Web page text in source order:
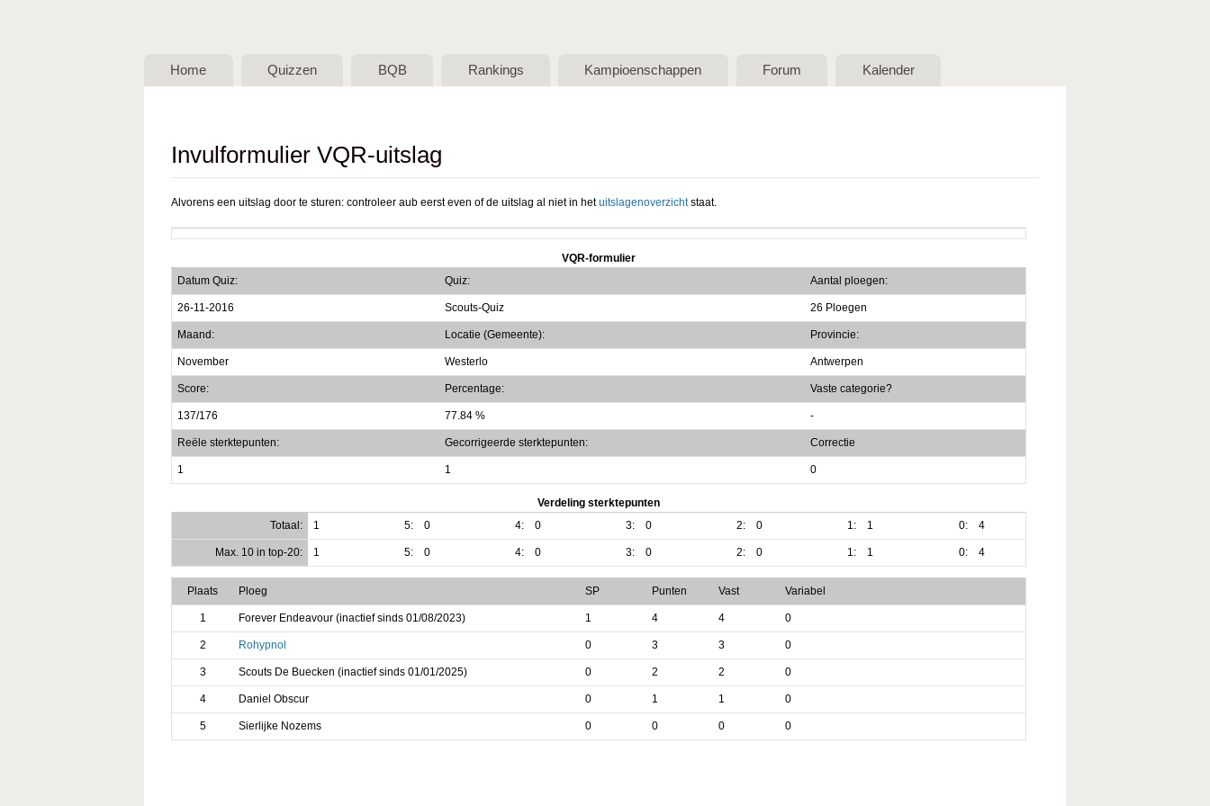
Belgische
vzw
Home Quizzen BQB Rankings Kampioenschappen Forum Kalender
Invulformulier VQR-uitslag
Alvorens een uitslag door te sturen: controleer aub eerst even of de uitslag al niet in hetuitslagenoverzichtstaat.
VQR-formulier
Datum Quiz:
Quiz: Aantal ploegen:
26-11-2016 Scouts-Quiz 26 Ploegen
Maand: Locatie (Gemeente): Provincie:
November Westerlo Antwerpen
Score: Percentage: Vaste categorie?
137/176 77.84 % -
Reële sterktepunten: Gecorrigeerde sterktepunten: Correctie
1 1 0
Verdeling sterktepunten
Totaal:
1 5: 0 4: 0 3: 0 2: 0 1: 1 0: 4
Max. 10 in top-20: 1 5: 0 4: 0 3: 0 2: 0 1: 1 0: 4
Plaats Ploeg SP Punten Vast Variabel
1 Forever Endeavour (inactief sinds 01/08/2023) 1 4 4 0
2 Rohypnol 0 3 3 0
3 Scouts De Buecken (inactief sinds 01/01/2025) 0 2 2 0
4 Daniel Obscur 0 1 1 0
5 Sierlijke Nozems 0 0 0 0